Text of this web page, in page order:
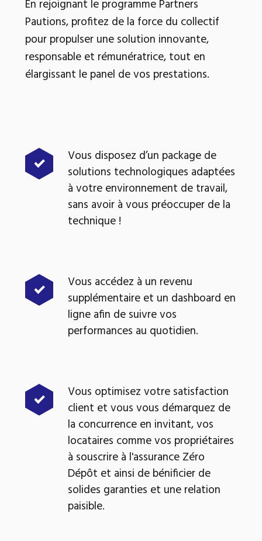
En rejoignant le programme Partners
Pautions, profitez de la force du collectif
pour propulser une solution innovante,
responsable et rémunératrice, tout en
élargissant le panel de vos prestations.
Vous disposez d’un package de
solutions technologiques adaptées
à votre environnement de travail,
sans avoir à vous préoccuper de la
technique !
Vous accédez à un revenu
supplémentaire et un dashboard en
ligne afin de suivre vos
performances au quotidien.
Vous optimisez votre satisfaction
client et vous vous démarquez de
la concurrence en invitant, vos
locataires comme vos propriétaires
à souscrire à l'assurance Zéro
Dépôt et ainsi de bénificier de
solides garanties et une relation
paisible.